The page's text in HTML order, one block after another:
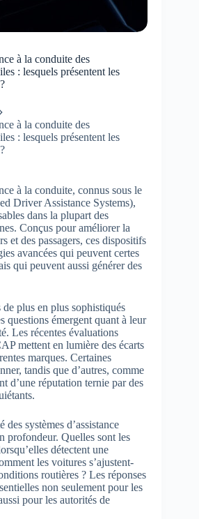
à la conduite des
: lesquels présentent les
à la conduite des
: lesquels présentent les
à la conduite, connus sous le
Driver Assistance Systems),
dans la plupart des
Conçus pour améliorer la
et des passagers, ces dispositifs
avancées qui peuvent certes
qui peuvent aussi générer des
plus en plus sophistiqués
questions émergent quant à leur
Les récentes évaluations
mettent en lumière des écarts
marques. Certaines
tandis que d’autres, comme
d’une réputation ternie par des
des systèmes d’assistance
profondeur. Quelles sont les
détectent une
les voitures s’ajustent-
routières ? Les réponses
non seulement pour les
pour les autorités de